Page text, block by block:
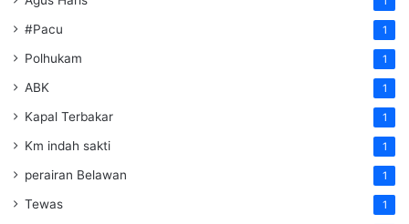
#Pacu 1
Polhukam 1
ABK 1
Kapal Terbakar 1
Km indah sakti 1
perairan Belawan 1
Tewas 1